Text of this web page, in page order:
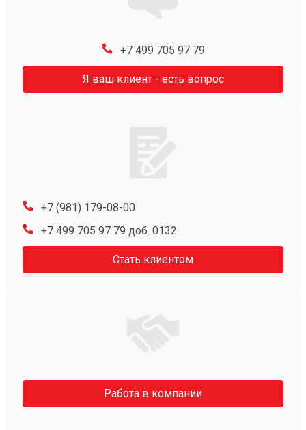
+7 499 705 97 79
Я ваш клиент - есть вопрос
+7 (981) 179-08-00
+7 499 705 97 79 доб. 0132
Стать клиентом
Работа в компании